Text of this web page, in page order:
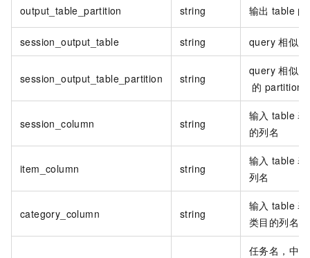
output_table_partition string 输出 table 的
session_output_table string query 相似
session_output_table_partition string
query 相似
的 partition
session_column string
输入 table 表
的列名
item_column string
输入 table 表
列名
category_column string
输入 table 表
类目的列名
任务名，中